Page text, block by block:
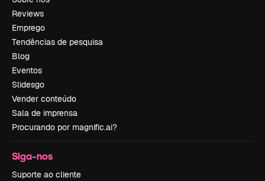
Reviews
Emprego
Tendências de pesquisa
Blog
Eventos
Slidesgo
Vender conteúdo
Sala de imprensa
Procurando por magnific.ai?
Siga-nos
Suporte ao cliente